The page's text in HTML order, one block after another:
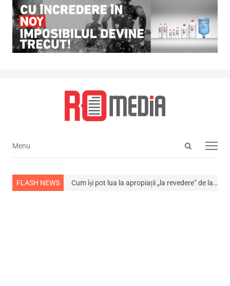
Open
Menu
Menu
FLASH NEWS
stins din viață Cum își pot lua la apropiații „la revedere” de la…